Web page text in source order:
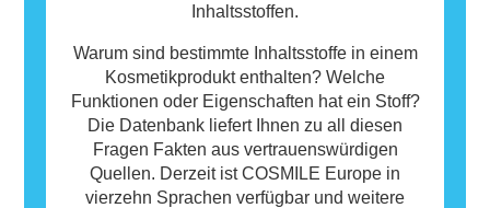
Inhaltsstoffen.
Warum sind bestimmte Inhaltsstoffe in einem
Kosmetikprodukt enthalten? Welche
Funktionen oder Eigenschaften hat ein Stoff?
Die Datenbank liefert Ihnen zu all diesen
Fragen Fakten aus vertrauenswürdigen
Quellen. Derzeit ist COSMILE Europe in
vierzehn Sprachen verfügbar und weitere